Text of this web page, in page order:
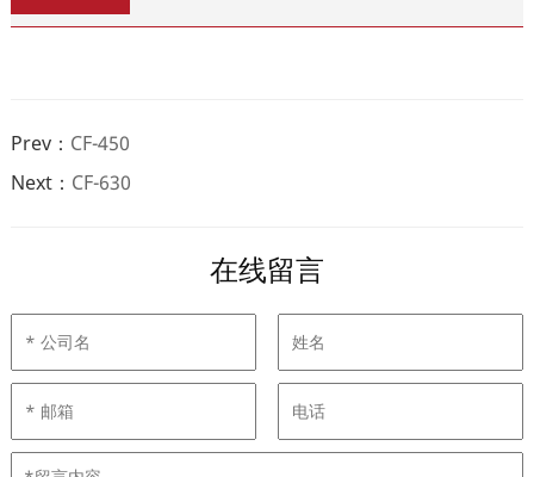
Prev： CF-450
Next： CF-630
在线留言